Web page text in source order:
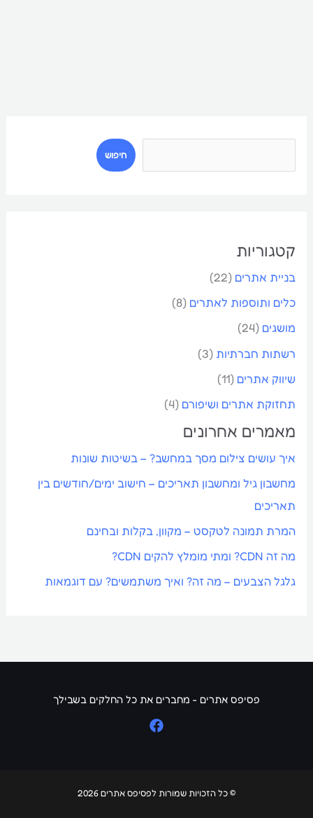
פ
חיפוש
קטגוריות
בניית אתרים (22)
כלים ותוספות לאתרים (8)
מושגים (24)
רשתות חברתיות (3)
שיווק אתרים (11)
תחזוקת אתרים ושיפורם (4)
מאמרים אחרונים
איך עושים צילום מסך במחשב? – בשיטות שונות
מחשבון גיל ומחשבון תאריכים – חישוב ימים/חודשים בין
תאריכים
המרת תמונה לטקסט – מקוון, בקלות ובחינם
מה זה CDN? ומתי מומלץ להקים CDN?
גלגל הצבעים – מה זה? ואיך משתמשים? עם דוגמאות
פסיפס אתרים - מחברים את כל החלקים בשבילך
© כל הזכויות שמורות לפסיפס אתרים 2026